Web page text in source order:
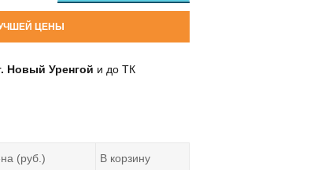
ЦЕНЫ
Новый Уренгой и до ТК
(руб.) В корзину